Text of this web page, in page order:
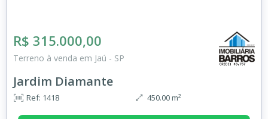
R$ 315.000,00
Terreno à venda em Jaú - SP
Jardim Diamante
Ref: 1418 450.00 m²